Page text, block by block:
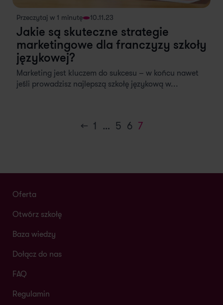
Przeczytaj w 1 minutę 10.11.23
Jakie są skuteczne strategie
marketingowe dla franczyzy szkoły
językowej?
Marketing jest kluczem do sukcesu – w końcu nawet
jeśli prowadzisz najlepszą szkołę językową w...
← 1 … 5 6 7
Oferta
Otwórz szkołę
Baza wiedzy
Dołącz do nas
FAQ
Regulamin